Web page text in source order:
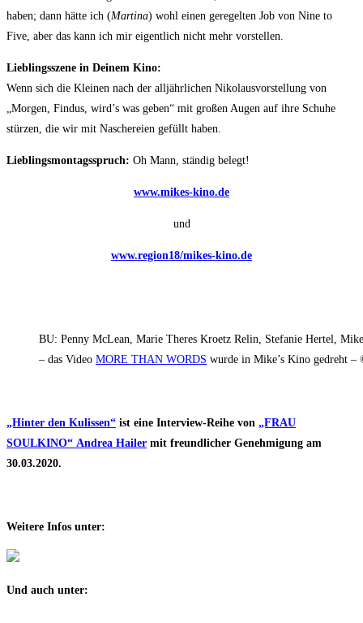
haben; dann hätte ich (Martina) wohl einen geregelten Job von Nine to
Five, aber das kann ich mir eigentlich nicht mehr vorstellen.
Lieblingsszene in Deinem Kino:
Wenn sich die Kleinen nach der alljährlichen Nikolausvorstellung von
„Morgen, Findus, wird’s was geben“ mit großen Augen auf ihre Schuhe
stürzen, die wir mit Naschereien gefüllt haben.
Lieblingsmontagsspruch: Oh Mann, ständig belegt!
www.mikes-kino.de
und
www.region18/mikes-kino.de
BU: Penny McLean, Marie Theres Kroetz Relin, Stefanie Hertel,
– das Video MORE THAN WORDS wurde in Mike’s Kino gedreht –
„Hinter den Kulissen“ ist eine Interview-Reihe von „FRAU
SOULKINO“ Andrea Hailer mit freundlicher Genehmigung am
30.03.2020.
Weitere Infos unter:
Und auch unter: